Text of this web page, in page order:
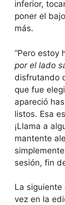
inferior,
poner el
más.
“Pero estoy
por el lado
disfrutando
que fue
apareció
listos. Esa
¡Llama a
mantente
sesión, fin
La siguiente
vez en la